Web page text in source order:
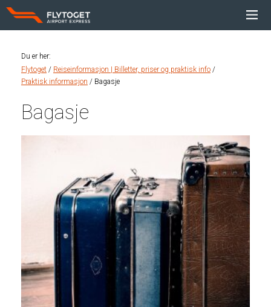
Du er her:
Flytoget
Reiseinformasjon | Billetter, priser og praktisk info
Praktisk informasjon
Bagasje
Bagasje